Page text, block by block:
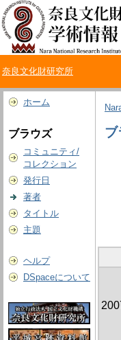
奈良文化財研究所
ホーム
ブラウズ
コミュニティ/
コレクション
発行日
著者
タイトル
主題
ヘルプ
DSpaceについて
ブ